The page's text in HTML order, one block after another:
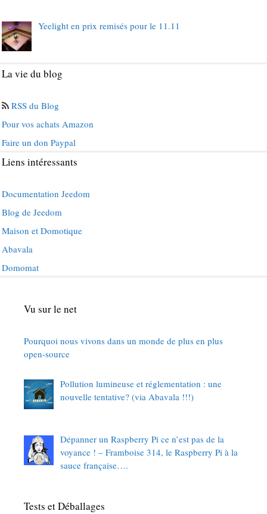
Yeelight en prix remisés pour le 11.11
La vie du blog
RSS du Blog
Pour vos achats Amazon
Faire un don Paypal
Liens intéressants
Documentation Jeedom
Blog de Jeedom
Maison et Domotique
Abavala
Domomat
Vu sur le net
Pourquoi nous vivons dans un monde de plus en plus
open-source
Pollution lumineuse et réglementation : une
nouvelle tentative? (via Abavala !!!)
Dépanner un Raspberry Pi ce n’est pas de la
voyance ! – Framboise 314, le Raspberry Pi à la
sauce française….
Tests et Déballages